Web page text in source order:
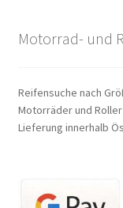
Motorrad- und
Reifensuche nach
Motorräder und
Lieferung innerhalb